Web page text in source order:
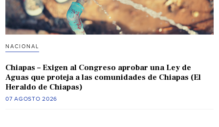
NACIONAL
Chiapas – Exigen al Congreso aprobar una Ley de
Aguas que proteja a las comunidades de Chiapas (El
Heraldo de Chiapas)
07 AGOSTO 2026